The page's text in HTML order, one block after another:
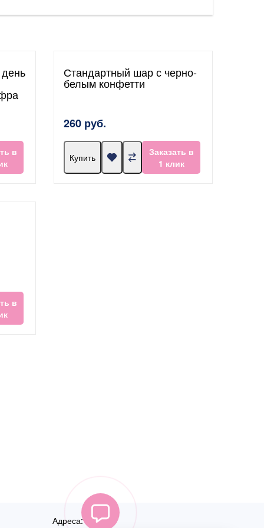
в
Стандартный шар с черно-
белым конфетти
260 руб.
Купить
Заказать в
1 клик
в
Адреса: